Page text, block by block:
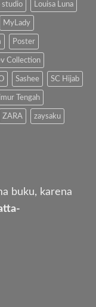
studio Louisa Luna
MyLady
Poster
Collection
Sashee SC Hijab
Tengah
ZARA zaysaku
buku, karena